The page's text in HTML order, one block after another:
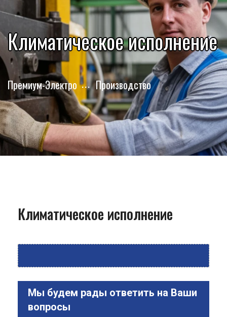
Климатическое исполнение
Премиум-Электро Производство
Климатическое исполнение
Мы будем рады ответить на Ваши
вопросы